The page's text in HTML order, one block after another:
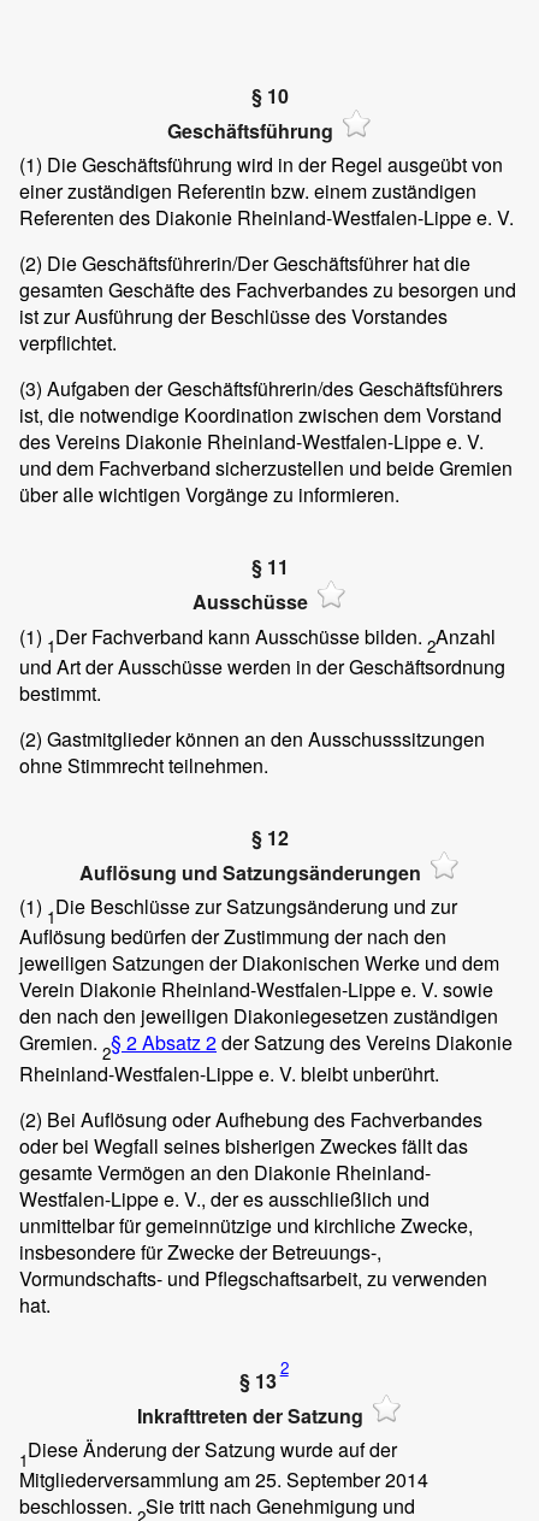
§ 10
Geschäftsführung
(1) Die Geschäftsführung wird in der Regel ausgeübt von
einer zuständigen Referentin bzw. einem zuständigen
Referenten des Diakonie Rheinland-Westfalen-Lippe e. V.
(2) Die Geschäftsführerin/Der Geschäftsführer hat die
gesamten Geschäfte des Fachverbandes zu besorgen und
ist zur Ausführung der Beschlüsse des Vorstandes
verpflichtet.
(3) Aufgaben der Geschäftsführerin/des Geschäftsführers
ist, die notwendige Koordination zwischen dem Vorstand
des Vereins Diakonie Rheinland-Westfalen-Lippe e. V.
und dem Fachverband sicherzustellen und beide Gremien
über alle wichtigen Vorgänge zu informieren.
§ 11
Ausschüsse
(1) 1Der Fachverband kann Ausschüsse bilden. 2Anzahl
und Art der Ausschüsse werden in der Geschäftsordnung
bestimmt.
(2) Gastmitglieder können an den Ausschusssitzungen
ohne Stimmrecht teilnehmen.
§ 12
Auflösung und Satzungsänderungen
(1) 1Die Beschlüsse zur Satzungsänderung und zur
Auflösung bedürfen der Zustimmung der nach den
jeweiligen Satzungen der Diakonischen Werke und dem
Verein Diakonie Rheinland-Westfalen-Lippe e. V. sowie
den nach den jeweiligen Diakoniegesetzen zuständigen
Gremien. 2§ 2 Absatz 2der Satzung des Vereins Diakonie
Rheinland-Westfalen-Lippe e. V. bleibt unberührt.
(2) Bei Auflösung oder Aufhebung des Fachverbandes
oder bei Wegfall seines bisherigen Zweckes fällt das
gesamte Vermögen an den Diakonie Rheinland-
Westfalen-Lippe e. V., der es ausschließlich und
unmittelbar für gemeinnützige und kirchliche Zwecke,
insbesondere für Zwecke der Betreuungs-,
Vormundschafts- und Pflegschaftsarbeit, zu verwenden
hat.
§ 132
Inkrafttreten der Satzung
1Diese Änderung der Satzung wurde auf der
Mitgliederversammlung am 25. September 2014
beschlossen. Sie tritt nach Genehmigung und